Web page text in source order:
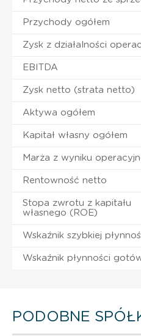
Przychody ogółem
Zysk z działalności
EBITDA
Zysk netto (strata netto)
Aktywa ogółem
Kapitał własny ogółem
Marża z wyniku
Rentowność netto
Stopa zwrotu z kapitału
własnego (ROE)
Wskaźnik szybkiej
Wskaźnik płynności
PODOBNE